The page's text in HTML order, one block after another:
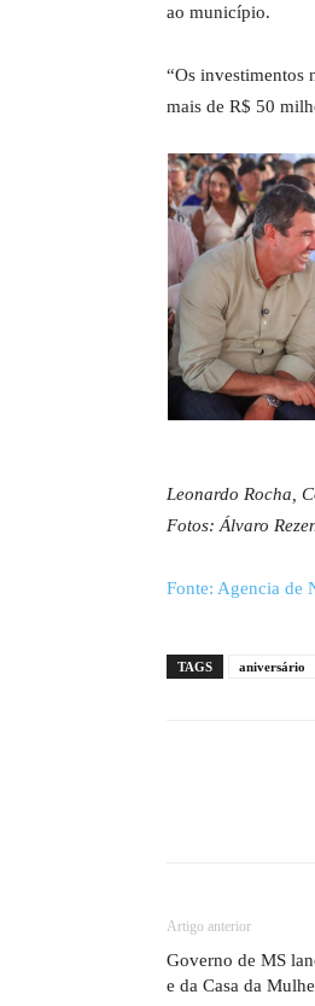
ao município.
“Os investimentos
mais de R$ 50
Leonardo Rocha,
Fotos: Álvaro
Fonte: Agencia de
TAGS aniversário
Artigo anterior
Governo de MS
e da Casa da